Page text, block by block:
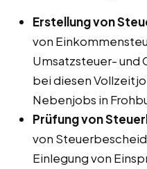
Erstellung von
von
Umsatzsteuer- und
bei diesen
Nebenjobs in
Prüfung von
von
Einlegung von